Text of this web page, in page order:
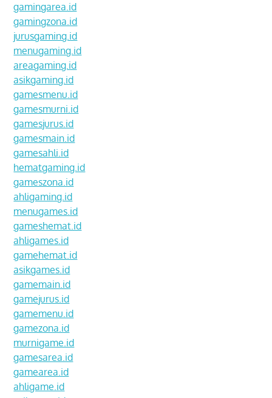
gamingarea.id
gamingzona.id
jurusgaming.id
menugaming.id
areagaming.id
asikgaming.id
gamesmenu.id
gamesmurni.id
gamesjurus.id
gamesmain.id
gamesahli.id
hematgaming.id
gameszona.id
ahligaming.id
menugames.id
gameshemat.id
ahligames.id
gamehemat.id
asikgames.id
gamemain.id
gamejurus.id
gamemenu.id
gamezona.id
murnigame.id
gamesarea.id
gamearea.id
ahligame.id